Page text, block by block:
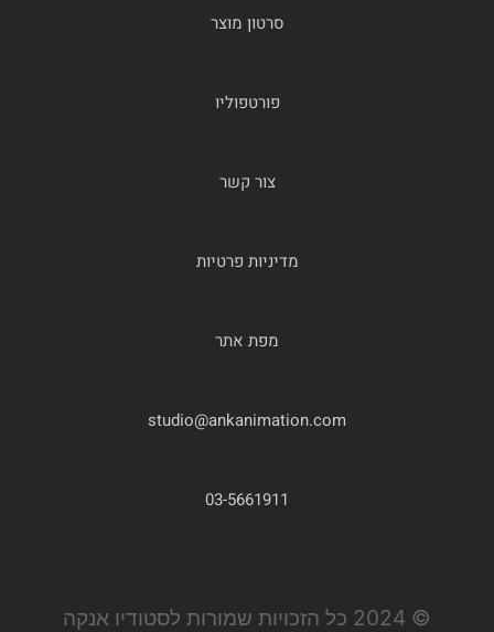
סרטון מוצר
פורטפוליו
צור קשר
מדיניות פרטיות
מפת אתר
studio@ankanimation.com
03-5661911
© 2024 כל הזכויות שמורות לסטודיו אנקה